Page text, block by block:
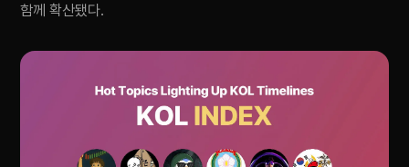
함께 확산됐다.